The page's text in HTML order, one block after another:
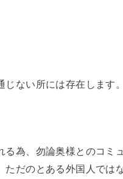
ない所には存在します。
る為、勿論奥様とのコミ
だのとある外国人では